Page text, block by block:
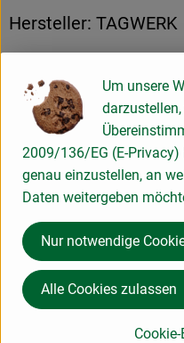
Hersteller: TAGWERK
zur Webseite
TAGWERK Großhandel für
www.tagwerk.net
(Daten von Ecoinform)
TAGWERK
Um unsere
2009/136/EG (E-
genau einzustellen, an
Daten weitergeben
Nur notwendige
Alle Cookies zulassen